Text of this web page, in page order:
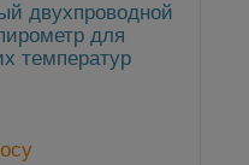
двухпроводной
для
температур